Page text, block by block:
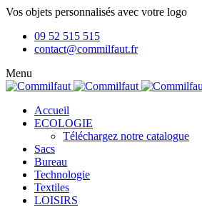
Vos objets personnalisés avec votre logo
09 52 515 515
contact@commilfaut.fr
Menu
Accueil
ECOLOGIE
Téléchargez notre catalogue
Sacs
Bureau
Technologie
Textiles
LOISIRS